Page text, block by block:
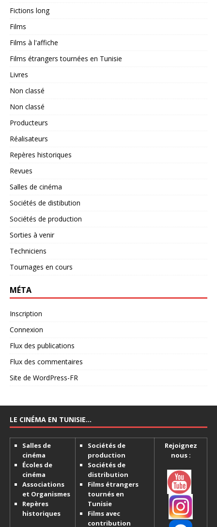
Fictions long
Films
Films à l'affiche
Films étrangers tournées en Tunisie
Livres
Non classé
Non classé
Producteurs
Réalisateurs
Repères historiques
Revues
Salles de cinéma
Sociétés de distibution
Sociétés de production
Sorties à venir
Techniciens
Tournages en cours
MÉTA
Inscription
Connexion
Flux des publications
Flux des commentaires
Site de WordPress-FR
LE CINÉMA EN TUNISIE…
Salles de
cinéma
Écoles de
cinéma
Associations
et Organismes
Repères
historiques
Sociétés de
production
Sociétés de
distribution
Films étrangers
tournés en
Tunisie
Films avec
contribution
Rejoignez
nous :